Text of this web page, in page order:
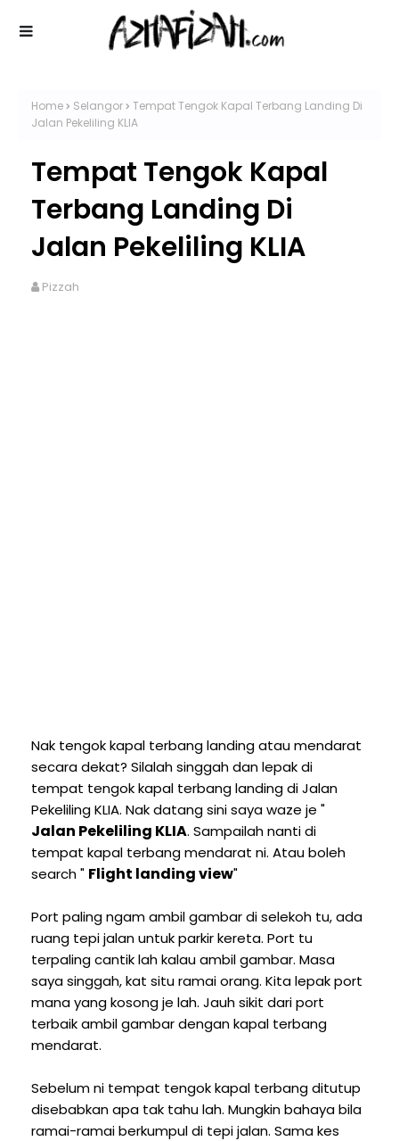
Home Selangor
Tempat Tengok Kapal Terbang Landing Di
Jalan Pekeliling KLIA
Tempat Tengok Kapal
Terbang Landing Di
Jalan Pekeliling KLIA
Pizzah
Nak tengok kapal terbang landing atau mendarat
secara dekat? Silalah singgah dan lepak di
tempat tengok kapal terbang landing di Jalan
Pekeliling KLIA. Nak datang sini saya waze je "
Jalan Pekeliling KLIA. Sampailah nanti di
tempat kapal terbang mendarat ni. Atau boleh
search " Flight landing view"
Port paling ngam ambil gambar di selekoh tu, ada
ruang tepi jalan untuk parkir kereta. Port tu
terpaling cantik lah kalau ambil gambar. Masa
saya singgah, kat situ ramai orang. Kita lepak port
mana yang kosong je lah. Jauh sikit dari port
terbaik ambil gambar dengan kapal terbang
mendarat.
Sebelum ni tempat tengok kapal terbang ditutup
disebabkan apa tak tahu lah. Mungkin bahaya bila
ramai-ramai berkumpul di tepi jalan. Sama kes